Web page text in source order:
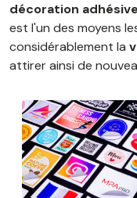
décoration adhésive
est l'un des moyens
considérablement la
attirer ainsi de